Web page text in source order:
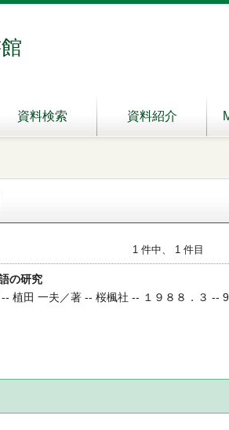
資料検索 資料紹介
1 件中、 1 件目
の研究
植田 一夫／著 -- 桜楓社 -- １９８８．３ --